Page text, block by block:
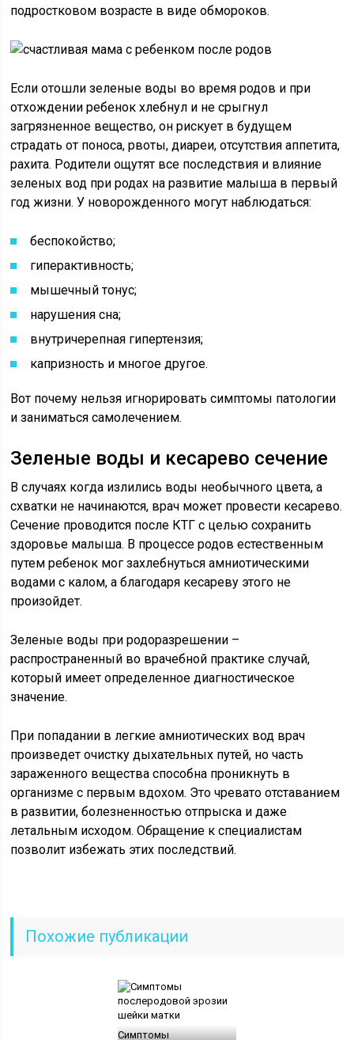
подростковом возрасте в виде обмороков.
Если отошли зеленые воды во время родов и при
отхождении ребенок хлебнул и не срыгнул
загрязненное вещество, он рискует в будущем
страдать от поноса, рвоты, диареи, отсутствия аппетита,
рахита. Родители ощутят все последствия и влияние
зеленых вод при родах на развитие малыша в первый
год жизни. У новорожденного могут наблюдаться:
беспокойство;
гиперактивность;
мышечный тонус;
нарушения сна;
внутричерепная гипертензия;
капризность и многое другое.
Вот почему нельзя игнорировать симптомы патологии
и заниматься самолечением.
Зеленые воды и кесарево сечение
В случаях когда излились воды необычного цвета, а
схватки не начинаются, врач может провести кесарево.
Сечение проводится после КТГ с целью сохранить
здоровье малыша. В процессе родов естественным
путем ребенок мог захлебнуться амниотическими
водами с калом, а благодаря кесареву этого не
произойдет.
Зеленые воды при родоразрешении –
распространенный во врачебной практике случай,
который имеет определенное диагностическое
значение.
При попадании в легкие амниотических вод врач
произведет очистку дыхательных путей, но часть
зараженного вещества способна проникнуть в
организме с первым вдохом. Это чревато отставанием
в развитии, болезненностью отпрыска и даже
летальным исходом. Обращение к специалистам
позволит избежать этих последствий.
Похожие публикации
Симптомы